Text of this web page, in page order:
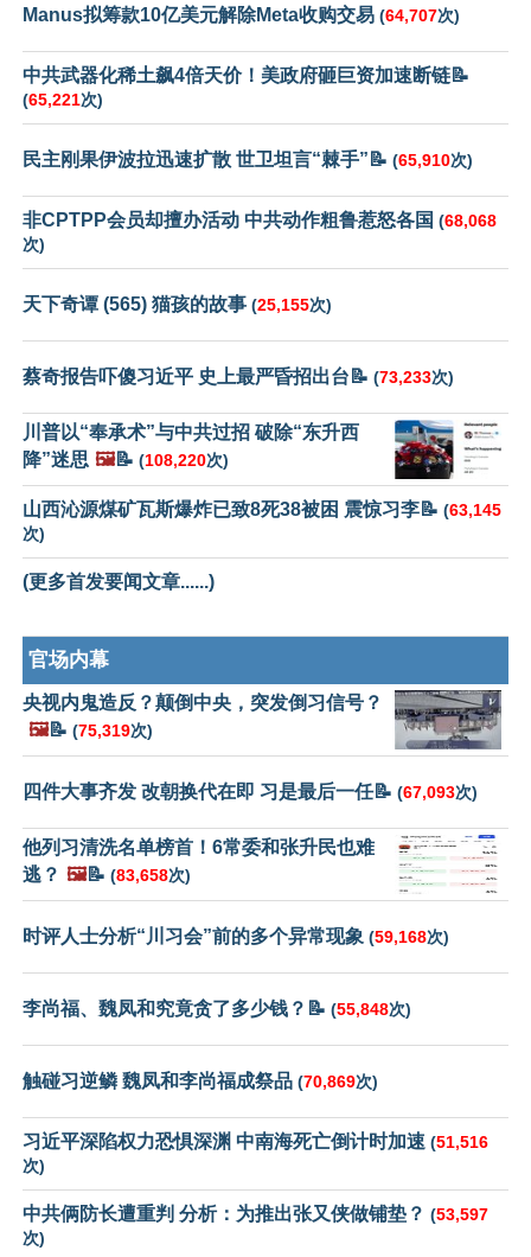
Manus拟筹款10亿美元解除Meta收购交易 (64,707次)
中共武器化稀土飙4倍天价！美政府砸巨资加速断链📝
(65,221次)
民主刚果伊波拉迅速扩散 世卫坦言“棘手”📝 (65,910次)
非CPTPP会员却擅办活动 中共动作粗鲁惹怒各国 (68,068
次)
天下奇谭 (565) 猫孩的故事 (25,155次)
蔡奇报告吓傻习近平 史上最严昏招出台📝 (73,233次)
川普以“奉承术”与中共过招 破除“东升西
降”迷思 🖼️📝 (108,220次)
山西沁源煤矿瓦斯爆炸已致8死38被困 震惊习李📝 (63,145
次)
(更多首发要闻文章......)
官场内幕
央视内鬼造反？颠倒中央，突发倒习信号？
🖼️📝 (75,319次)
四件大事齐发 改朝换代在即 习是最后一任📝 (67,093次)
他列习清洗名单榜首！6常委和张升民也难
逃？ 🖼️📝 (83,658次)
时评人士分析“川习会”前的多个异常现象 (59,168次)
李尚福、魏凤和究竟贪了多少钱？📝 (55,848次)
触碰习逆鳞 魏凤和李尚福成祭品 (70,869次)
习近平深陷权力恐惧深渊 中南海死亡倒计时加速 (51,516
次)
中共俩防长遭重判 分析：为推出张又侠做铺垫？ (53,597
次)